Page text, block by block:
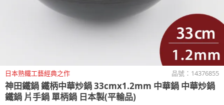
日本熟鐵工藝經典之作 品號： 14376855
神田鐵鍋鐵柄中華炒鍋 33cmx1.2mm 中華鍋 中華炒鍋
鐵鍋 片手鍋 單柄鍋 日本製(平輸品)